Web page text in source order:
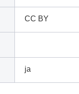
CC BY
ja